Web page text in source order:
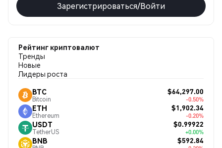
Зарегистрироваться/Войти
Рейтинг криптовалют
Тренды
Новые
Лидеры роста
BTC
Bitcoin
$64,297.00
-0.50%
ETH
Ethereum
$1,902.34
-0.20%
USDT
TetherUS
$0.99922
+0.00%
BNB $592.84